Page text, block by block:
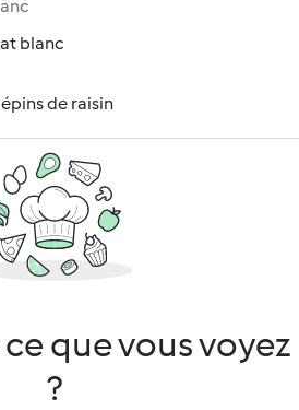
blanc
de raisin
que vous voyez
?